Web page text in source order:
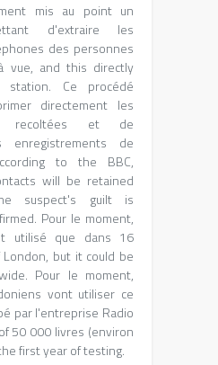
mis au point un
d'extraire les
des personnes
vue, and this directly
station. Ce procédé
directement les
recoltées et de
enregistrements de
to the BBC,
will be retained
suspect's guilt is
Pour le moment,
utilisé que dans 16
but it could be
Pour le moment,
vont utiliser ce
par l'entreprise Radio
50 000 livres (environ
first year of testing.